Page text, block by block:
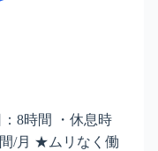
：8時間 ・休息時
/月 ★ムリなく働